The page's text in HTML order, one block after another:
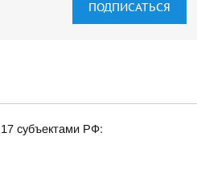
ПОДПИСАТЬСЯ
субъектами РФ: